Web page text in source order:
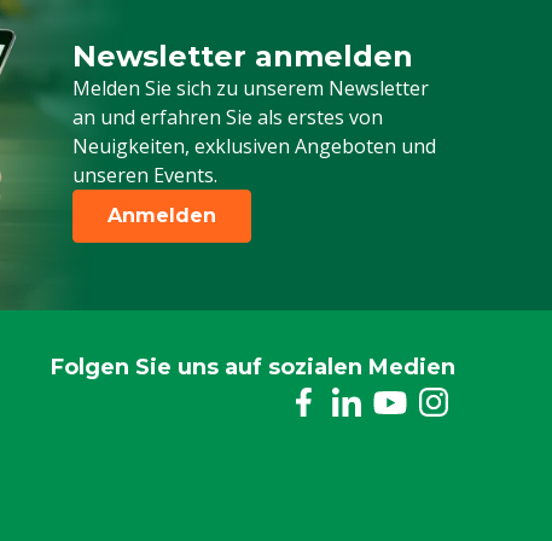
Newsletter anmelden
Melden Sie sich zu unserem Newsletter
an und erfahren Sie als erstes von
Neuigkeiten, exklusiven Angeboten und
unseren Events.
Melden Sie sich für unseren Newsletter
Anmelden
Folgen Sie uns auf sozialen Medien